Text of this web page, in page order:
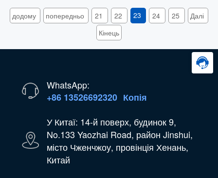
процесу. Робляча група ретельно
відстежує від виробництва
додому попередньо 21 22 23 24 25
Далі
Кінець
WhatsApp:
+86 13526692320 Копія
У Китаї: 14-й поверх, будинок 9,
No.133 Yaozhai Road, район Jinshui,
місто Чженчжоу, провінція Хенань,
Китай